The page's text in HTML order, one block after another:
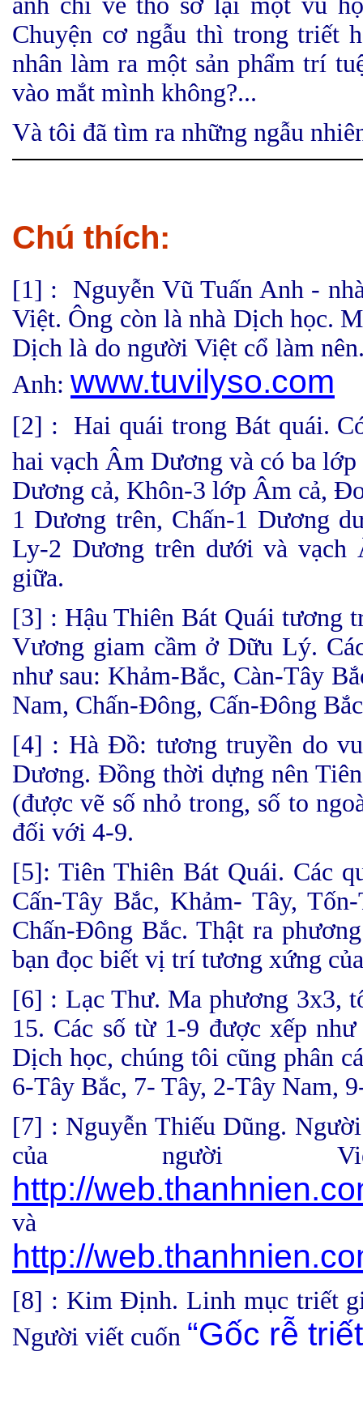
Chuyện cơ ngẫu thì trong triết
nhân làm ra một sản phẩm trí
vào mắt mình không?...
Và tôi đã tìm ra những ngẫu
Chú thích:
[1] : Nguyễn Vũ Tuấn Anh -
Việt. Ông còn là nhà Dịch học.
Dịch là do người Việt cổ làm
Anh: www.tuvilyso.com
[2] : Hai quái trong Bát quái.
hai vạch Âm Dương và có ba lớp
Dương cả, Khôn-3 lớp Âm cả,
1 Dương trên, Chấn-1 Dương
Ly-2 Dương trên dưới và
giữa.
[3] : Hậu Thiên Bát Quái tương
Vương giam cầm ở Dữu Lý.
như sau: Khảm-Bắc, Càn-Tây
Nam, Chấn-Đông, Cấn-Đông
[4] : Hà Đồ: tương truyền do
Dương. Đồng thời dựng nên
(được vẽ số nhỏ trong, số to
đối với 4-9.
[5]: Tiên Thiên Bát Quái. Các
Cấn-Tây Bắc, Khảm- Tây,
Chấn-Đông Bắc. Thật ra
bạn đọc biết vị trí tương xứng
[6] : Lạc Thư. Ma phương 3x3,
15. Các số từ 1-9 được xếp
Dịch học, chúng tôi cũng phân
6-Tây Bắc, 7- Tây, 2-Tây Nam,
[7] : Nguyễn Thiếu Dũng.
của người
http://
và
http://
[8] : Kim Định. Linh mục triết
Người viết cuốn “Gốc rễ